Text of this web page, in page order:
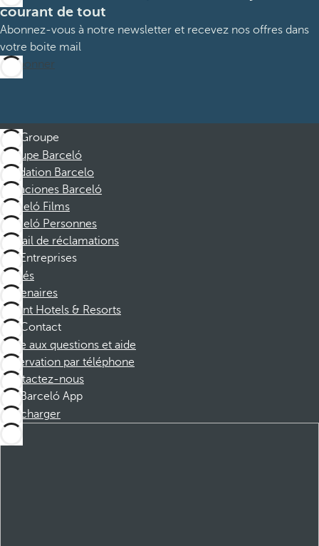
courant de tout
Abonnez-vous à notre newsletter et recevez nos offres dans
votre boite mail
M’abonner
Groupe
Groupe Barceló
Fondation Barcelo
Vacaciones Barceló
Barceló Films
Barceló Personnes
Portail de réclamations
Entreprises
Affiliés
Partenaires
Dorint Hotels & Resorts
Contact
Foire aux questions et aide
Réservation par téléphone
Contactez-nous
Barceló App
Télécharger